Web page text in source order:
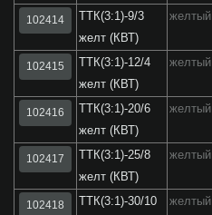
102414
ТТК(3:1)-9/3
желт (КВТ)
желтый
102415
ТТК(3:1)-12/4
желт (КВТ)
желтый
102416
ТТК(3:1)-20/6
желт (КВТ)
желтый
102417
ТТК(3:1)-25/8
желт (КВТ)
желтый
102418
ТТК(3:1)-30/10
желтый